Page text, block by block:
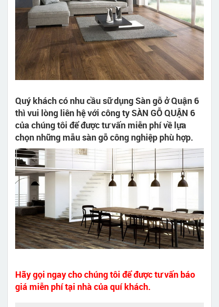
Quý khách có nhu cầu sữ dụng Sàn gỗ ở Quận 6
thì vui lòng liên hệ với công ty SÀN GỖ QUẬN 6
của chúng tôi để được tư vấn miễn phí về lựa
chọn những mẫu sàn gỗ công nghiệp phù hợp.
Hãy gọi ngay cho chúng tôi để được tư vấn báo
giá miễn phí tại nhà của quí khách.